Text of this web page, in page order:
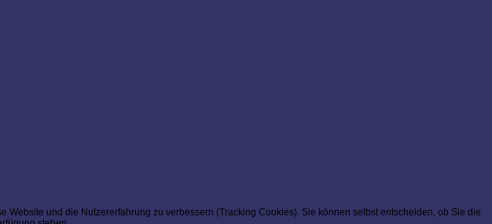
und die Nutzererfahrung zu verbessern (Tracking Cookies). Sie können selbst entscheiden, ob Sie die